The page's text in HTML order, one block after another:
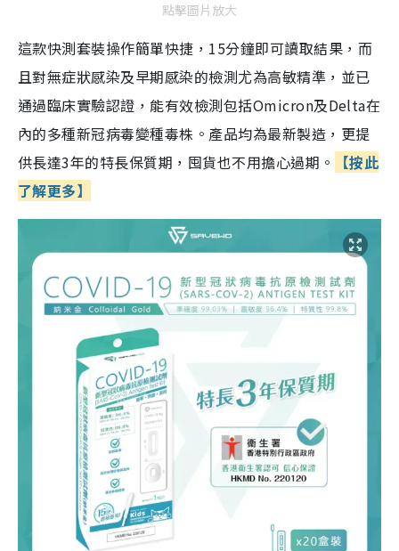
點擊圖片放大
這款快測套裝操作簡單快捷，15分鐘即可讀取結果，而
且對無症狀感染及早期感染的檢測尤為高敏精準，並已
通過臨床實驗認證，能有效檢測包括Omicron及Delta在
內的多種新冠病毒變種毒株。產品均為最新製造，更提
供長達3年的特長保質期，囤貨也不用擔心過期。
【按此
了解更多】